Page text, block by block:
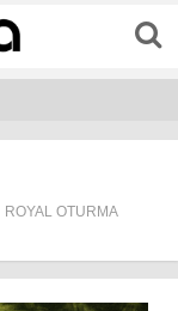
ROYAL OTURMA